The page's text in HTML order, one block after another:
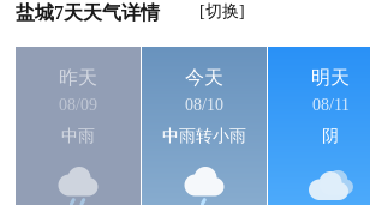
盐城7天天气详情 [切换]
昨天
08/09
中雨
今天
08/10
中雨转小雨
明天
08/11
阴